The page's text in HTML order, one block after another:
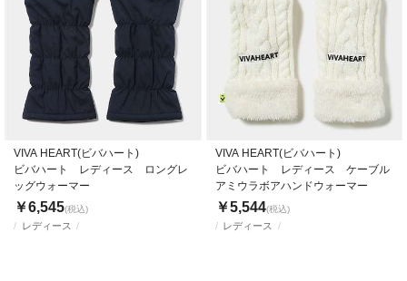
レディース
VIVA HEART(ビバハート)
ビバハート レディース ロングレ
ッグウォーマー
￥6,545(税込)
レディース
VIVA HEART(ビバハート)
ビバハート レディース ケーブル
アミウラボアハンドウォーマー
￥5,544(税込)